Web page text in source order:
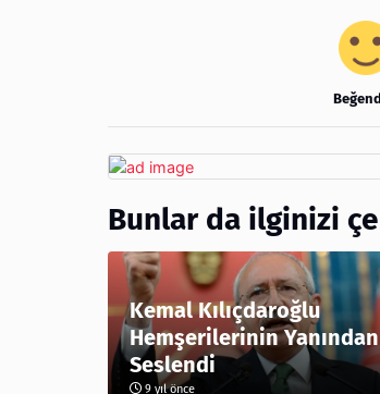
Bunlar da ilginizi
Kemal Kılıçdaroğlu
Hemşerilerinin Yanından
Seslendi
9 yıl önce